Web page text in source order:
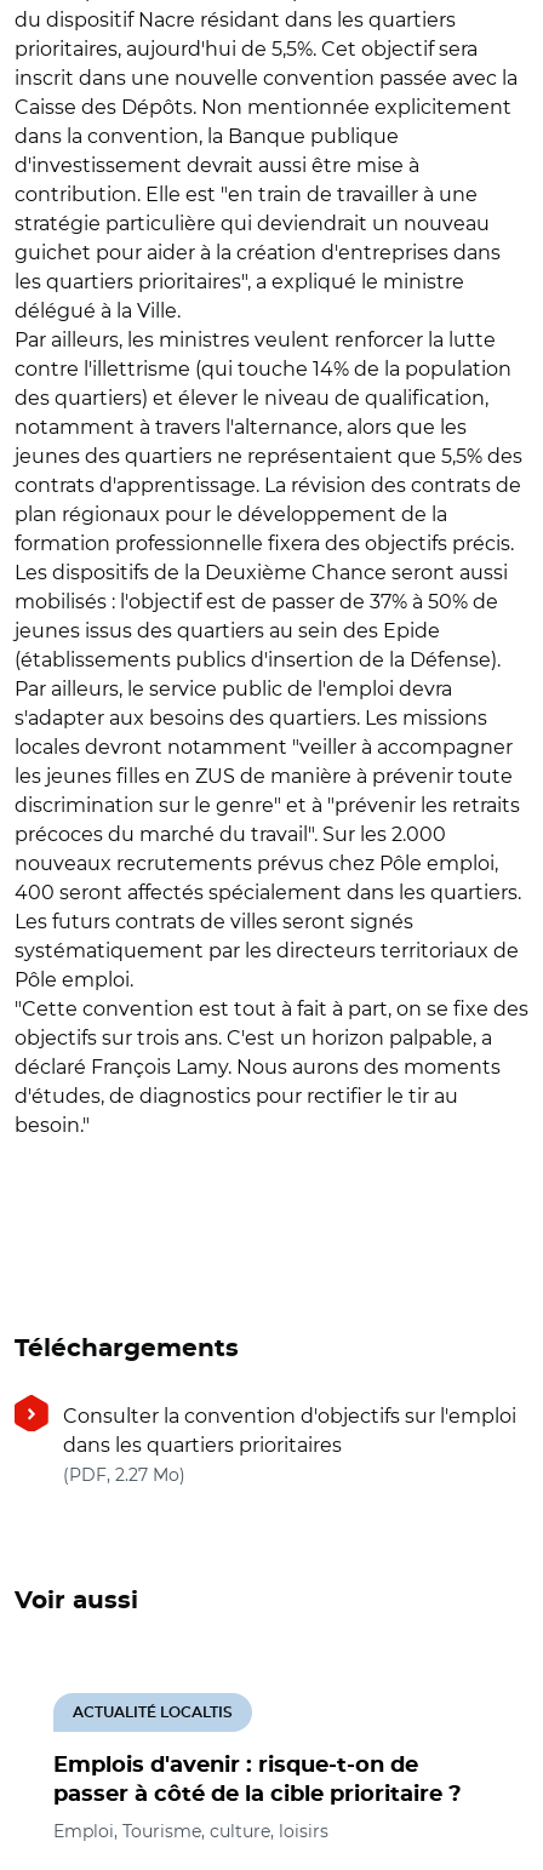
du dispositif Nacre résidant dans les quartiers
prioritaires, aujourd'hui de 5,5%. Cet objectif sera
inscrit dans une nouvelle convention passée avec la
Caisse des Dépôts. Non mentionnée explicitement
dans la convention, la Banque publique
d'investissement devrait aussi être mise à
contribution. Elle est "en train de travailler à une
stratégie particulière qui deviendrait un nouveau
guichet pour aider à la création d'entreprises dans
les quartiers prioritaires", a expliqué le ministre
délégué à la Ville.
Par ailleurs, les ministres veulent renforcer la lutte
contre l'illettrisme (qui touche 14% de la population
des quartiers) et élever le niveau de qualification,
notamment à travers l'alternance, alors que les
jeunes des quartiers ne représentaient que 5,5% des
contrats d'apprentissage. La révision des contrats de
plan régionaux pour le développement de la
formation professionnelle fixera des objectifs précis.
Les dispositifs de la Deuxième Chance seront aussi
mobilisés : l'objectif est de passer de 37% à 50% de
jeunes issus des quartiers au sein des Epide
(établissements publics d'insertion de la Défense).
Par ailleurs, le service public de l'emploi devra
s'adapter aux besoins des quartiers. Les missions
locales devront notamment "veiller à accompagner
les jeunes filles en ZUS de manière à prévenir toute
discrimination sur le genre" et à "prévenir les retraits
précoces du marché du travail". Sur les 2.000
nouveaux recrutements prévus chez Pôle emploi,
400 seront affectés spécialement dans les quartiers.
Les futurs contrats de villes seront signés
systématiquement par les directeurs territoriaux de
Pôle emploi.
"Cette convention est tout à fait à part, on se fixe des
objectifs sur trois ans. C'est un horizon palpable, a
déclaré François Lamy. Nous aurons des moments
d'études, de diagnostics pour rectifier le tir au
besoin."
Téléchargements
Consulter la convention d'objectifs sur l'emploi
dans les quartiers prioritaires
(PDF, 2.27 Mo)
Voir aussi
Emplois d'avenir : risque-t-on de
passer à côté de la cible prioritaire ?
ACTUALITÉ LOCALTIS
Emploi, Tourisme, culture, loisirs